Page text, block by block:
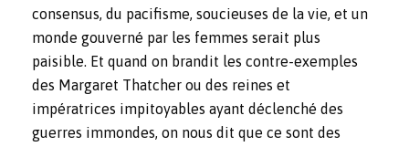
consensus, du pacifisme, soucieuses de la vie, et un
monde gouverné par les femmes serait plus
paisible. Et quand on brandit les contre-exemples
des Margaret Thatcher ou des reines et
impératrices impitoyables ayant déclenché des
guerres immondes, on nous dit que ce sont des